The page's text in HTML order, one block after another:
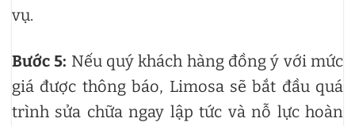
vụ.
Bước 5: Nếu quý khách hàng đồng ý với mức
giá được thông báo, Limosa sẽ bắt đầu quá
trình sửa chữa ngay lập tức và nỗ lực hoàn